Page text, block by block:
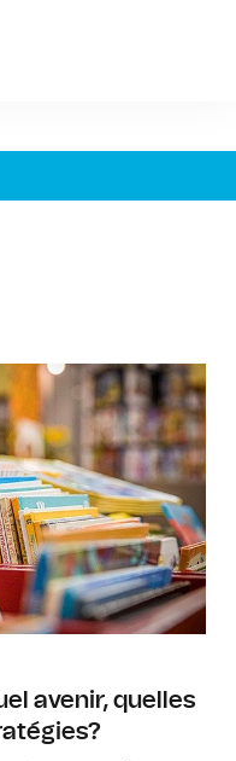
avenir, quelles